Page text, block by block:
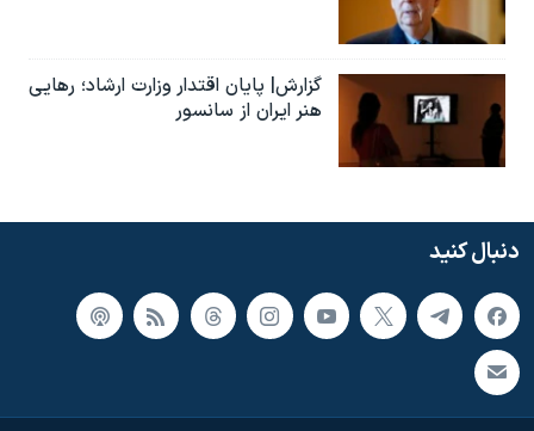
گزارش| پایان اقتدار وزارت ارشاد؛ رهایی
هنر ایران از سانسور
دنبال کنید